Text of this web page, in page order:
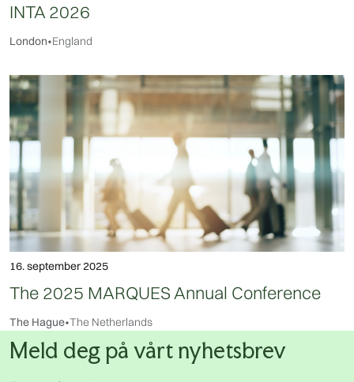
INTA 2026
London•England
16. september 2025
The 2025 MARQUES Annual Conference
The Hague•The Netherlands
Meld deg på vårt nyhetsbrev